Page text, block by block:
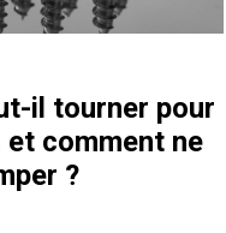
il tourner pour
comment ne
?